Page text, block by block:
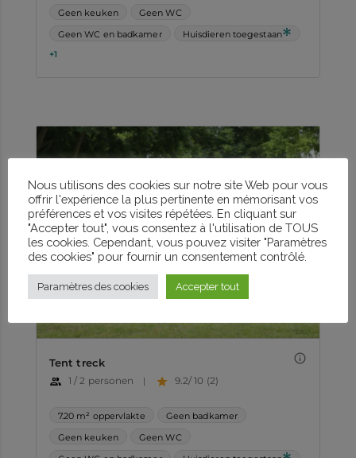
Nous utilisons des cookies sur notre site Web pour vous
offrir l'expérience la plus pertinente en mémorisant vos
préférences et vos visites répétées. En cliquant sur
"Accepter tout", vous consentez à l'utilisation de TOUS
les cookies. Cependant, vous pouvez visiter "Paramètres
des cookies" pour fournir un consentement contrôlé.
Paramètres des cookies Accepter tout